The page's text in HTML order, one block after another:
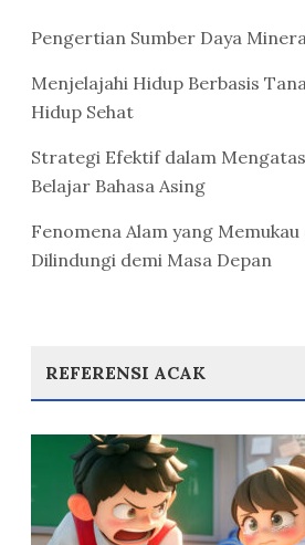
Pengertian Sumber Daya
Menjelajahi Hidup Berbasis
Hidup Sehat
Strategi Efektif dalam
Belajar Bahasa Asing
Fenomena Alam yang
Dilindungi demi Masa Depan
REFERENSI ACAK